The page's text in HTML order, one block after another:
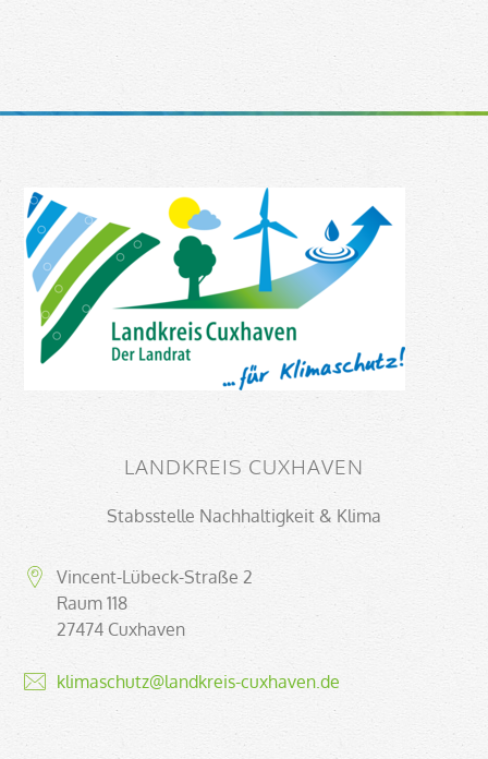
LANDKREIS CUXHAVEN
Stabsstelle Nachhaltigkeit & Klima
Vincent-Lübeck-Straße 2
Raum 118
27474 Cuxhaven
klimaschutz@landkreis-cuxhaven.de